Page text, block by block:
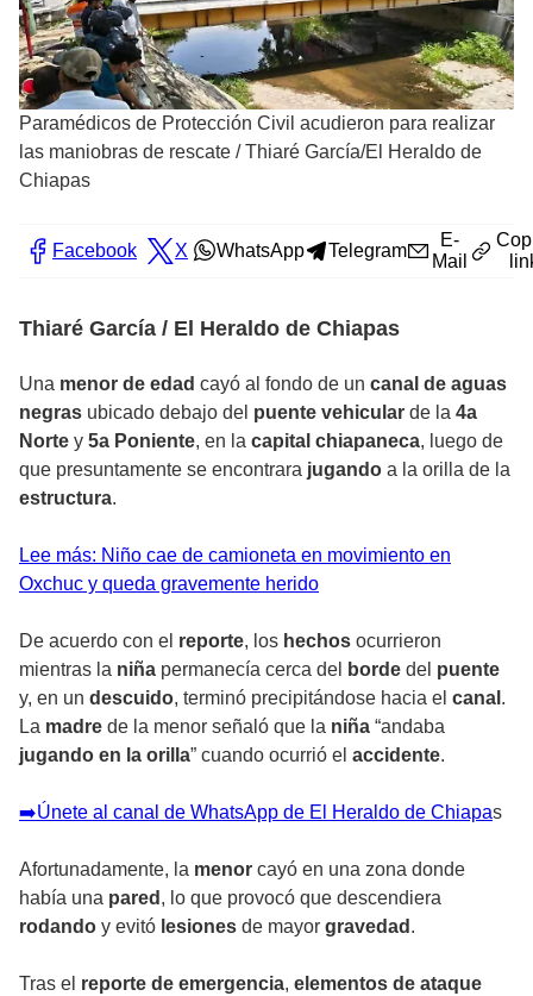
Paramédicos de Protección Civil acudieron para realizar
las maniobras de rescate /Thiaré García/El Heraldo de
Chiapas
Facebook X WhatsApp Telegram
E-
Mail
Thiaré García / El Heraldo de Chiapas
Una menor de edad cayó al fondo de un canal de aguas
negras ubicado debajo del puente vehicular de la 4a
Norte y 5a Poniente, en la capital chiapaneca, luego de
que presuntamente se encontrara jugando a la orilla de la
estructura.
Lee más: Niño cae de camioneta en movimiento en
Oxchuc y queda gravemente herido
De acuerdo con el reporte, los hechos ocurrieron
mientras la niña permanecía cerca del borde del puente
y, en un descuido, terminó precipitándose hacia el canal .
La madre de la menor señaló que la niña “andaba
jugando en la orilla” cuando ocurrió el accidente.
➡️Únete al canal de WhatsApp de El Heraldo de Chiapas
Afortunadamente, la menor cayó en una zona donde
había una pared , lo que provocó que descendiera
rodando y evitó lesiones de mayor gravedad .
Tras el reporte de emergencia, elementos de ataque